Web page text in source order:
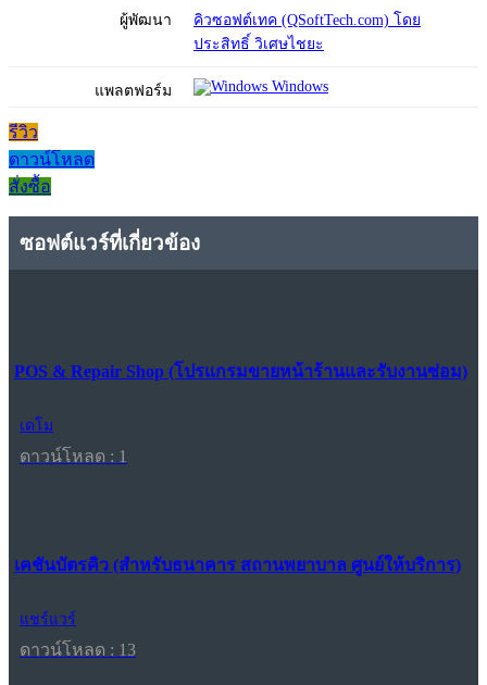
ผู้พัฒนา
คิวซอฟต์เทค (QSoftTech.com) โดย
ประสิทธิ์ วิเศษไชยะ
แพลตฟอร์ม Windows
รีวิว
ดาวน์โหลด
สั่งซื้อ
ซอฟต์แวร์ที่เกี่ยวข้อง
POS & Repair Shop (โปรแกรมขายหน้าร้านและรับงานซ่อม)
เดโม
ดาวน์โหลด : 1
เคชันบัตรคิว (สำหรับธนาคาร สถานพยาบาล ศูนย์ให้บริการ)
แชร์แวร์
ดาวน์โหลด : 13